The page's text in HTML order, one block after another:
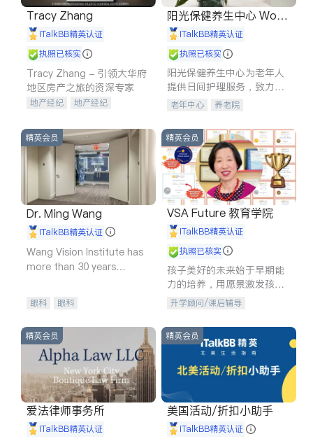
Tracy Zhang
iTalkBB精英认证
执照已核实
Tracy Zhang - 引领大华府
地区房产之旅的资深专家
地产经纪
地产经纪
商铺租售
开发商建商
阳光保健养生中心 World
shine
iTalkBB精英认证
执照已核实
阳光保健养生中心为老年人
提供日间护理服务，致力于
通过持续的护理创新来有效
老年中心 养老院
精英会员
Dr. Ming Wang
iTalkBB精英认证
Wang Vision Institute has
more than 30 years
眼科 眼科
精英会员
VSA Future 教育学院
iTalkBB精英认证
执照已核实
孩子美好的未来始于早期能
力的培养，用愿景激发孩子
的学习潜力和动力。理念：
拥有成长型心态是成功的基
石。
升学顾问/课后辅导
精英会员
爱法律师事务所
iTalkBB精英认证
精英会员
美国活动/折扣小助手
iTalkBB精英认证